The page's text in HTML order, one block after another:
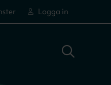
Logga in